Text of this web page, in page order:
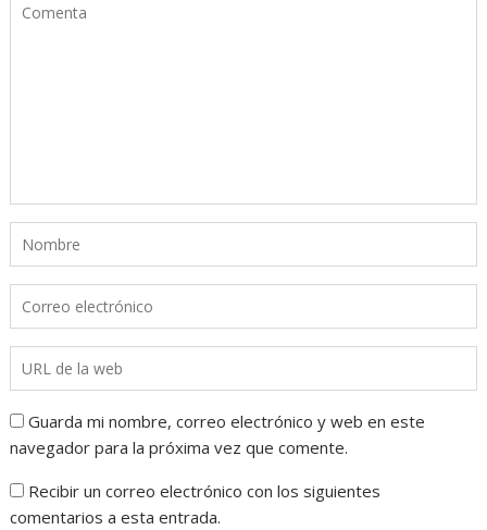
Guarda mi nombre, correo electrónico y web en este
navegador para la próxima vez que comente.
Recibir un correo electrónico con los siguientes
comentarios a esta entrada.